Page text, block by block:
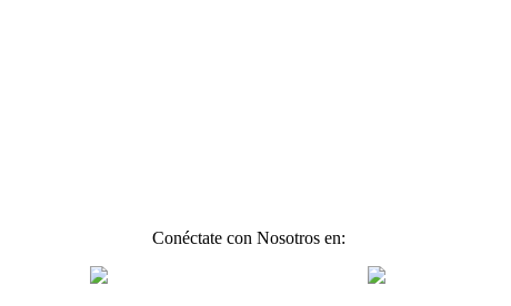
Conéctate con Nosotros en: